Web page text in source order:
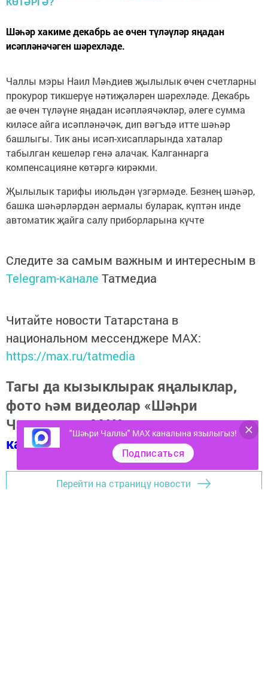
Шәһәр хакиме декабрь ае өчен түләүләр яңадан
исәпләнәчәген шәрехләде.
Чаллы мэры Наил Мәһдиев җылылык өчен счетларны
прокурор тикшерүе нәтиҗәләрен шәрехләде. Декабрь
ае өчен түләүне яңадан исәпләячәкләр, әлеге сумма
киләсе айга исәпләнәчәк, дип вәгъдә итте шәһәр
башлыгы. Тик аны исәп-хисапларында хаталар
табылган кешеләр генә алачак. Калганнарга
компенсацияне көтәргә кирәкми.
Җылылык тарифы июльдән үзгәрмәде. Безнең шәһәр,
башка шәһәрләрдән аермалы буларак, күптән инде
автоматик җайга салу приборларына күчте
Следите за самым важным и интересным в
Telegram-канале Татмедиа
Читайте новости Татарстана в
национальном мессенджере MАХ:
https://max.ru/tatmedia
Тагы да кызыклырак яңалыклар,
фото һәм видеолар «Шәһри
Чаллы»ныңMAX
каналында
(язылыгыз).
Перейти на страницу новости
"Шәһри Чаллы" MAX каналына язылыгыз!
Подписаться